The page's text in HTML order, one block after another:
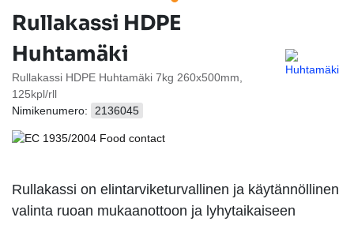
Rullakassi HDPE
Huhtamäki
Rullakassi HDPE Huhtamäki 7kg 260x500mm,
125kpl/rll
Nimikenumero:
2136045
Rullakassi on elintarviketurvallinen ja käytännöllinen
valinta ruoan mukaanottoon ja lyhytaikaiseen